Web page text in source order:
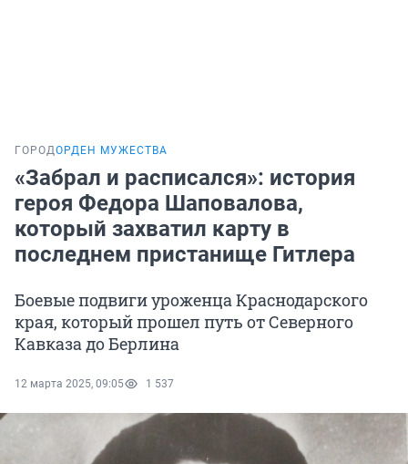
ГОРОДОРДЕН МУЖЕСТВА
«Забрал и расписался»: история
героя Федора Шаповалова,
который захватил карту в
последнем пристанище Гитлера
Боевые подвиги уроженца Краснодарского
края, который прошел путь от Северного
Кавказа до Берлина
12 марта 2025, 09:05 1 537